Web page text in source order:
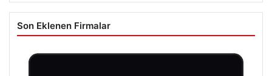
Son Eklenen Firmalar